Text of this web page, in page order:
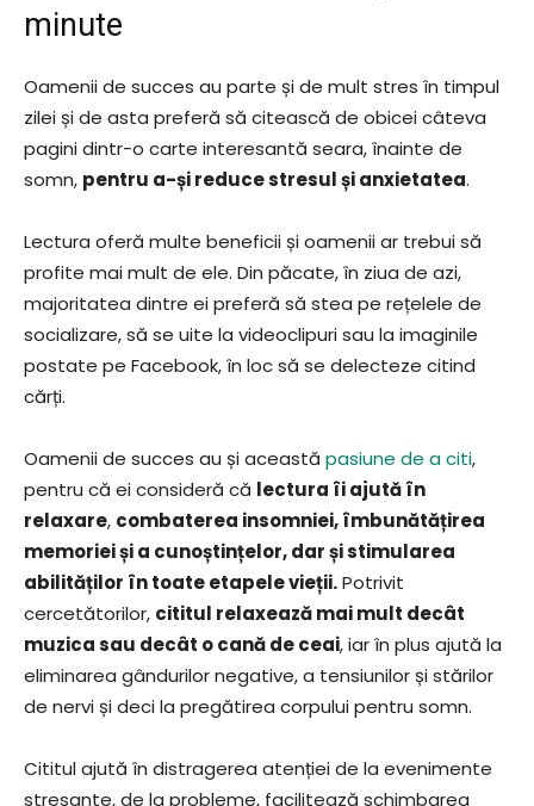
minute
Oamenii de succes au parte și de mult stres în timpul
zilei și de asta preferă să citească de obicei câteva
pagini dintr-o carte interesantă seara, înainte de
somn, pentru a-și reduce stresul și anxietatea.
Lectura oferă multe beneficii și oamenii ar trebui să
profite mai mult de ele. Din păcate, în ziua de azi,
majoritatea dintre ei preferă să stea pe rețelele de
socializare, să se uite la videoclipuri sau la imaginile
postate pe Facebook, în loc să se delecteze citind
cărți.
Oamenii de succes au și această pasiune de a citi,
pentru că ei consideră că lectura îi ajută în
relaxare, combaterea insomniei, îmbunătățirea
memoriei și a cunoștințelor, dar și stimularea
abilităților în toate etapele vieții.Potrivit
cercetătorilor, cititul relaxează mai mult decât
muzica sau decât o cană de ceai, iar în plus ajută la
eliminarea gândurilor negative, a tensiunilor și stărilor
de nervi și deci la pregătirea corpului pentru somn.
Cititul ajută în distragerea atenției de la evenimente
stresante, de la probleme, facilitează schimbarea